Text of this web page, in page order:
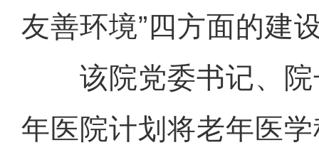
友善环境”四方面的建
该院党委书记、院
年医院计划将老年医